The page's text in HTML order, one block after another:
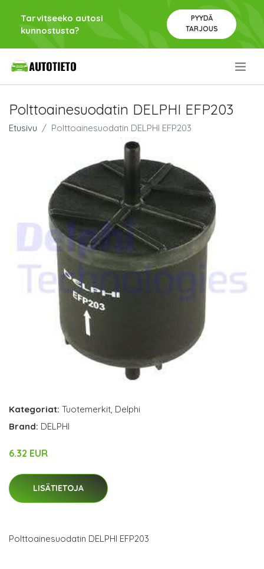
Tarvitseeko autosi
kunnostusta?
PYYDÄ
TARJOUS
Polttoainesuodatin DELPHI EFP203
Etusivu Polttoainesuodatin DELPHI EFP203
Kategoriat: Tuotemerkit, Delphi
Brand: DELPHI
6.32 EUR
LISÄTIETOJA
Polttoainesuodatin DELPHI EFP203